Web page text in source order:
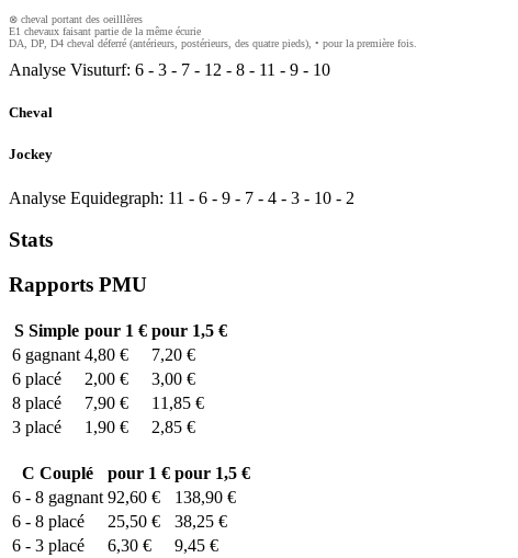
⊗ cheval portant des oeilllères
E1 chevaux faisant partie de la même écurie
DA, DP, D4 cheval déferré (antérieurs, postérieurs, des quatre pieds), • pour la première fois.
Analyse Visuturf: 6 - 3 - 7 - 12 - 8 - 11 - 9 - 10
Cheval
Jockey
Analyse Equidegraph: 11 - 6 - 9 - 7 - 4 - 3 - 10 - 2
Stats
Rapports PMU
SSimple pour 1 € pour 1,5 €
6 gagnant 4,80 €
7,20 €
6 placé 2,00 €
3,00 €
8 placé 7,90 €
11,85 €
3 placé 1,90 € 2,85 €
C Couplé pour 1 € pour 1,5 €
6 - 8 gagnant 92,60 €
138,90 €
6 - 8 placé 25,50 €
38,25 €
6 - 3 placé 6,30 €
9,45 €